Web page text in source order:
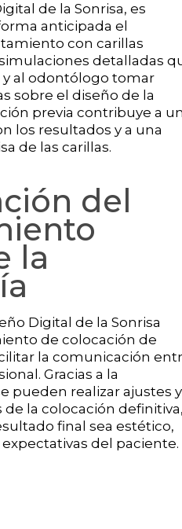
de la Sonrisa, es
anticipada el
con carillas
detalladas
al odontólogo tomar
sobre el diseño de la
previa contribuye a
los resultados y a una
de las carillas.
del
la
Digital de la Sonrisa
de colocación de
la comunicación
Gracias a la
pueden realizar ajustes y
la colocación
final sea estético,
del paciente.